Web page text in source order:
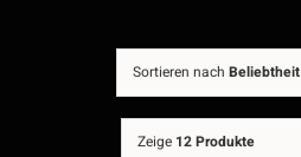
Sortieren nach Beliebtheit
Zeige 12 Produkte